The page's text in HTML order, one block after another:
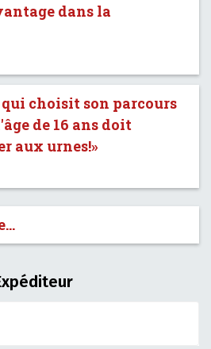
dans la
choisit son parcours
de 16 ans doit
aux urnes!»